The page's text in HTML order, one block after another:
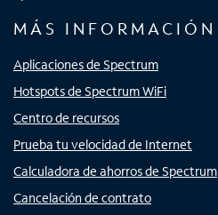
MÁS INFORMACIÓN
Aplicaciones de Spectrum
Hotspots de Spectrum WiFi
Centro de recursos
Prueba tu velocidad de Internet
Calculadora de ahorros de Spectrum
Cancelación de contrato